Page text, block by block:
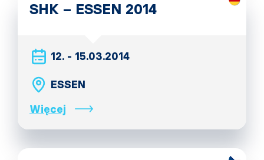
SHK – ESSEN 2014
12. - 15.03.2014
ESSEN
Więcej